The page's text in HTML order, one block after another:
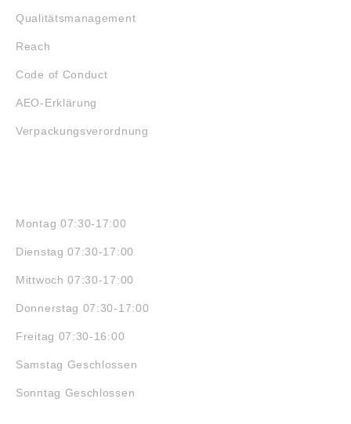
Qualitätsmanagement
Reach
Code of Conduct
AEO-Erklärung
Verpackungsverordnung
Montag 07:30-17:00
Dienstag 07:30-17:00
Mittwoch 07:30-17:00
Donnerstag 07:30-17:00
Freitag 07:30-16:00
Samstag Geschlossen
Sonntag Geschlossen